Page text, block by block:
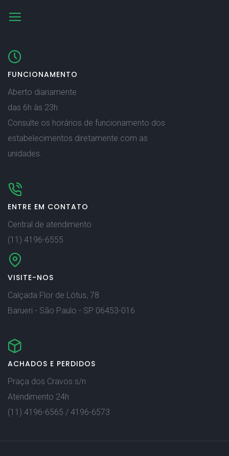
FUNCIONAMENTO
Aberto diariamente
das 6h às 23h
Consulte os horários de funcionamento dos
estabelecimentos diretamente com as
unidades.
ENTRE EM CONTATO
Central de atendimento
(11) 4196-6555
VISITE-NOS
Calçada Flor de Lótus, 78
Barueri - São Paulo - SP 06453-016
ACHADOS E PERDIDOS
Praça dos Cravos s/n
Atendimento 24h
(11) 4196-6565 / 4196-6573